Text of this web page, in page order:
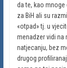
da te, kao
za BiH ali su
«otpad» tj. u
menadzer vidi na
natjecanju, bez
drugog